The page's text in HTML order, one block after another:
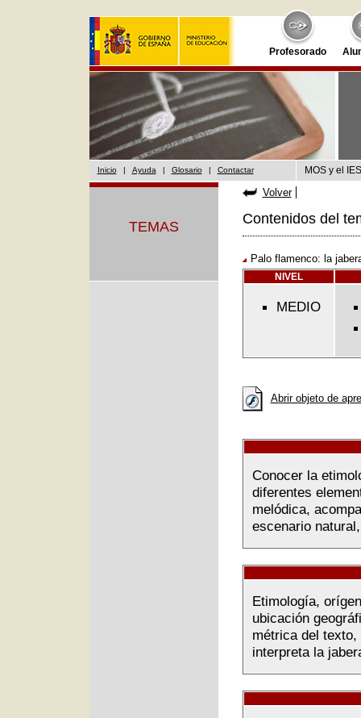
Profesorado
Inicio | Ayuda | Glosario | Contactar MOS y el
TEMAS
Volver
Contenidos del
Palo flamenco: la
NIVEL
MEDIO
Abrir objeto de
Conocer la
diferentes
melódica,
escenario
Etimología,
ubicación
métrica del
interpreta la